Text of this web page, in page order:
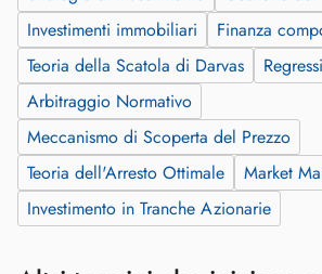
Investimenti immobiliari
Finanza
Teoria della Scatola di Darvas
Arbitraggio Normativo
Meccanismo di Scoperta del Prezzo
Teoria dell'Arresto Ottimale
Market
Investimento in Tranche Azionarie